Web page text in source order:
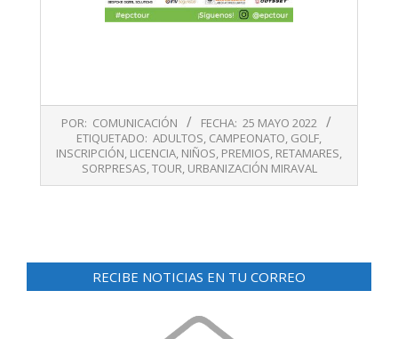
POR: COMUNICACIÓN FECHA: 25 MAYO 2022
ETIQUETADO: ADULTOS, CAMPEONATO, GOLF,
INSCRIPCIÓN, LICENCIA, NIÑOS, PREMIOS, RETAMARES,
SORPRESAS,TOUR, URBANIZACIÓN MIRAVAL
RECIBE NOTICIAS EN TU CORREO